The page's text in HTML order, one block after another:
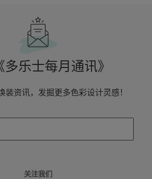
乐士每月通讯》
装资讯，发掘更多色彩设计灵感！
关注我们